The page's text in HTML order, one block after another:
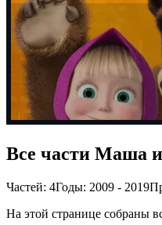
Все части Маша
Частей: 4Годы: 2009 - 2019
На этой странице собраны